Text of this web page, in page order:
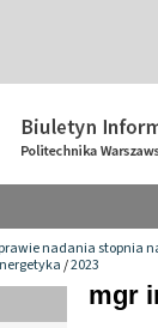
nadania stopnia
/2023
mgr